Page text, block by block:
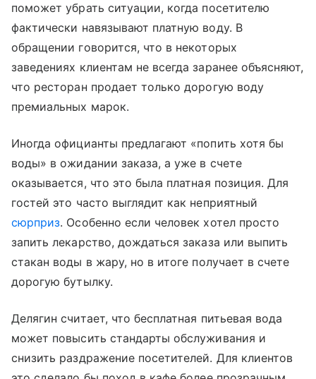
поможет убрать ситуации, когда посетителю
фактически навязывают платную воду. В
обращении говорится, что в некоторых
заведениях клиентам не всегда заранее объясняют,
что ресторан продает только дорогую воду
премиальных марок.
Иногда официанты предлагают «попить хотя бы
воды» в ожидании заказа, а уже в счете
оказывается, что это была платная позиция. Для
гостей это часто выглядит как неприятный
сюрприз. Особенно если человек хотел просто
запить лекарство, дождаться заказа или выпить
стакан воды в жару, но в итоге получает в счете
дорогую бутылку.
Делягин считает, что бесплатная питьевая вода
может повысить стандарты обслуживания и
снизить раздражение посетителей. Для клиентов